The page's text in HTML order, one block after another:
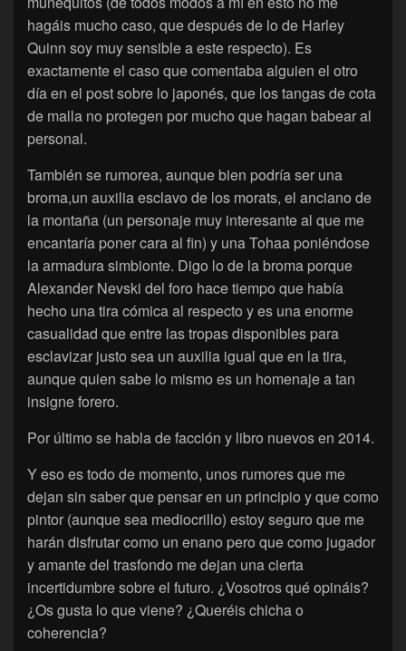
hagáis mucho caso, que después de lo de Harley
Quinn soy muy sensible a este respecto). Es
exactamente el caso que comentaba alguien el otro
día en el post sobre lo japonés, que los tangas de cota
de malla no protegen por mucho que hagan babear al
personal.
También se rumorea, aunque bien podría ser una
broma,un auxilia esclavo de los morats, el anciano de
la montaña (un personaje muy interesante al que me
encantaría poner cara al fin) y una Tohaa poniéndose
la armadura simbionte. Digo lo de la broma porque
Alexander Nevski del foro hace tiempo que había
hecho una tira cómica al respecto y es una enorme
casualidad que entre las tropas disponibles para
esclavizar justo sea un auxilia igual que en la tira,
aunque quien sabe lo mismo es un homenaje a tan
insigne forero.
Por último se habla de facción y libro nuevos en 2014.
Y eso es todo de momento, unos rumores que me
dejan sin saber que pensar en un principio y que como
pintor (aunque sea mediocrillo) estoy seguro que me
harán disfrutar como un enano pero que como jugador
y amante del trasfondo me dejan una cierta
incertidumbre sobre el futuro. ¿Vosotros qué opináis?
¿Os gusta lo que viene? ¿Queréis chicha o
coherencia?